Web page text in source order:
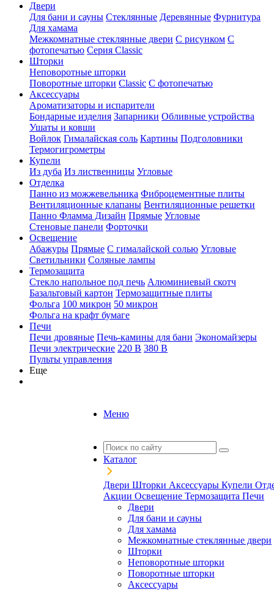
Двери
Для бани и сауны Стеклянные Деревянные Фурнитура
Для хамама
Межкомнатные стеклянные двери С рисунком С
фотопечатью Серия Classic
Шторки
Неповоротные шторки
Поворотные шторки Classic С фотопечатью
Аксессуары
Ароматизаторы и испарители
Бондарные изделия Запарники Обливные устройства
Ушаты и ковши
Войлок Гималайская соль Картины Подголовники
Термогигрометры
Купели
Из дуба Из лиственницы Угловые
Отделка
Панно из можжевельника Фиброцементные плиты
Вентиляционные клапаны Вентиляционные решетки
Панно Фламма Дизайн Прямые Угловые
Стеновые панели Форточки
Освещение
Абажуры Прямые С гималайской солью Угловые
Светильники Соляные лампы
Термозащита
Стекло напольное под печь Алюминиевый скотч
Базальтовый картон Термозащитные плиты
Фольга 100 микрон 50 микрон
Фольга на крафт бумаге
Печи
Печи дровяные Печь-камины для бани Экономайзеры
Печи электрические 220 В 380 В
Пульты управления
Еще
Меню
Каталог
Двери Шторки Аксессуары Купели
Акции Освещение Термозащита Печи
Двери
Для бани и сауны
Для хамама
Межкомнатные стеклянные двери
Шторки
Неповоротные шторки
Поворотные шторки
Аксессуары